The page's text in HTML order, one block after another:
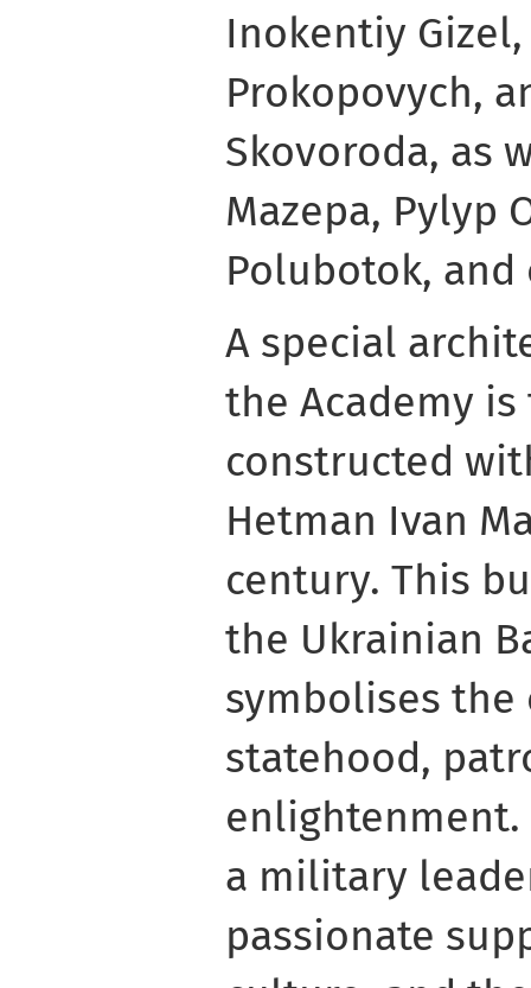
Inokentiy
Prokopovych,
Skovoroda, as
Mazepa, Pylyp
Polubotok, and
A special
the Academy
constructed
Hetman Ivan
century. This
the Ukrainian
symbolises
statehood,
enlightenment.
a military
passionate